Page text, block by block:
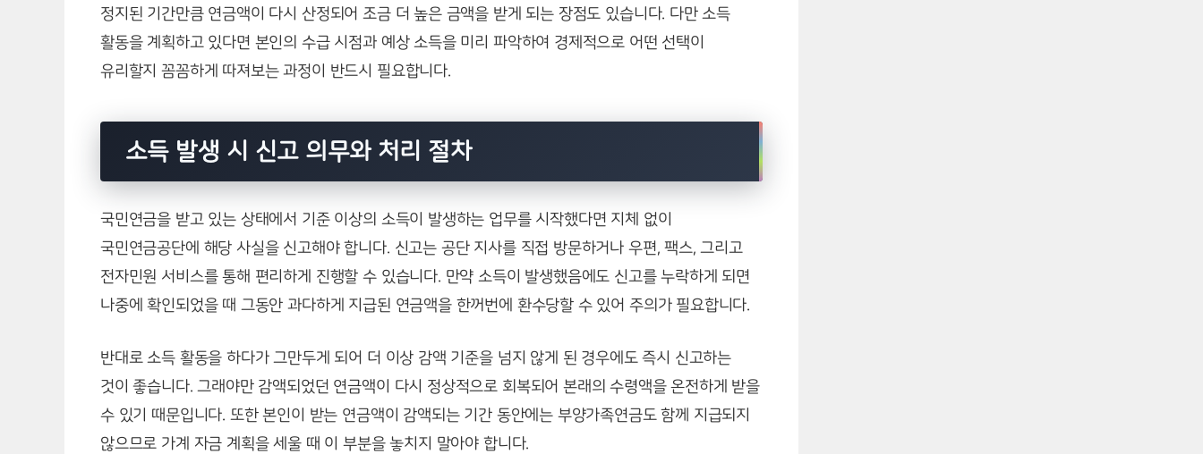
정지된 기간만큼 연금액이 다시 산정되어 조금 더 높은 금액을 받게 되는 장점도 있습니다. 다만 소득
활동을 계획하고 있다면 본인의 수급 시점과 예상 소득을 미리 파악하여 경제적으로 어떤 선택이
유리할지 꼼꼼하게 따져보는 과정이 반드시 필요합니다.
소득 발생 시 신고 의무와 처리 절차
국민연금을 받고 있는 상태에서 기준 이상의 소득이 발생하는 업무를 시작했다면 지체 없이
국민연금공단에 해당 사실을 신고해야 합니다. 신고는 공단 지사를 직접 방문하거나 우편, 팩스, 그리고
전자민원 서비스를 통해 편리하게 진행할 수 있습니다. 만약 소득이 발생했음에도 신고를 누락하게 되면
나중에 확인되었을 때 그동안 과다하게 지급된 연금액을 한꺼번에 환수당할 수 있어 주의가 필요합니다.
반대로 소득 활동을 하다가 그만두게 되어 더 이상 감액 기준을 넘지 않게 된 경우에도 즉시 신고하는
것이 좋습니다. 그래야만 감액되었던 연금액이 다시 정상적으로 회복되어 본래의 수령액을 온전하게 받을
수 있기 때문입니다. 또한 본인이 받는 연금액이 감액되는 기간 동안에는 부양가족연금도 함께 지급되지
않으므로 가계 자금 계획을 세울 때 이 부분을 놓치지 말아야 합니다.